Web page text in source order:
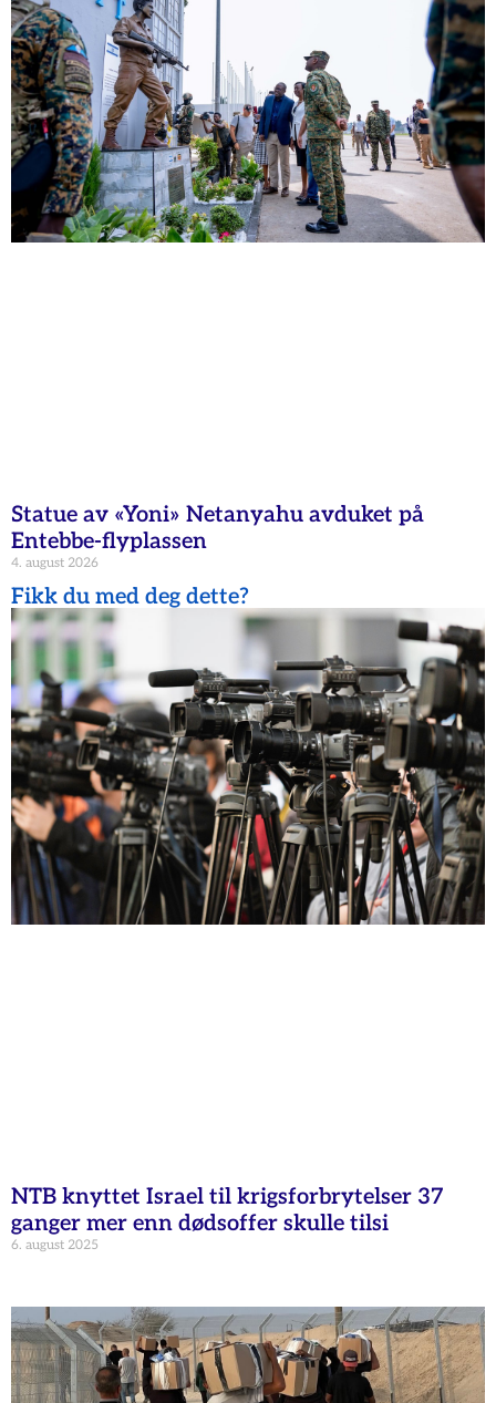
Statue av «Yoni» Netanyahu avduket på
Entebbe-flyplassen
4. august 2026
Fikk du med deg dette?
NTB knyttet Israel til krigsforbrytelser 37
ganger mer enn dødsoffer skulle tilsi
6. august 2025